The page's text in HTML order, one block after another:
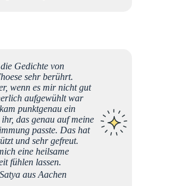
Gedichte von
sehr berührt.
wenn es mir nicht gut
aufgewühlt war
punktgenau ein
das genau auf meine
passte. Das hat
und sehr gefreut.
eine heilsame
fühlen lassen.
aus Aachen